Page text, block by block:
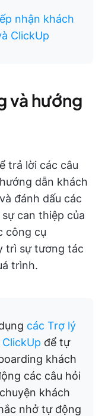
nhận khách
ClickUp
và hướng
trả lời các câu
dẫn khách
đánh dấu các
can thiệp của
công cụ
trì sự tương tác
trình.
các Trợ lý
để tự
khách
các câu hỏi
khách
nhở tự động